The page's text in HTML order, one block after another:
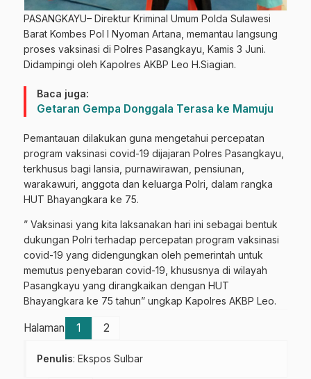
PASANGKAYU– Direktur Kriminal Umum Polda Sulawesi
Barat Kombes Pol I Nyoman Artana, memantau langsung
proses vaksinasi di Polres Pasangkayu, Kamis 3 Juni.
Didampingi oleh Kapolres AKBP Leo H.Siagian.
Baca juga:
Getaran Gempa Donggala Terasa ke Mamuju
Pemantauan dilakukan guna mengetahui percepatan
program vaksinasi covid-19 dijajaran Polres Pasangkayu,
terkhusus bagi lansia, purnawirawan, pensiunan,
warakawuri, anggota dan keluarga Polri, dalam rangka
HUT Bhayangkara ke 75.
” Vaksinasi yang kita laksanakan hari ini sebagai bentuk
dukungan Polri terhadap percepatan program vaksinasi
covid-19 yang didengungkan oleh pemerintah untuk
memutus penyebaran covid-19, khususnya di wilayah
Pasangkayu yang dirangkaikan dengan HUT
Bhayangkara ke 75 tahun” ungkap Kapolres AKBP Leo.
Halaman 1 2
Penulis: Ekspos Sulbar